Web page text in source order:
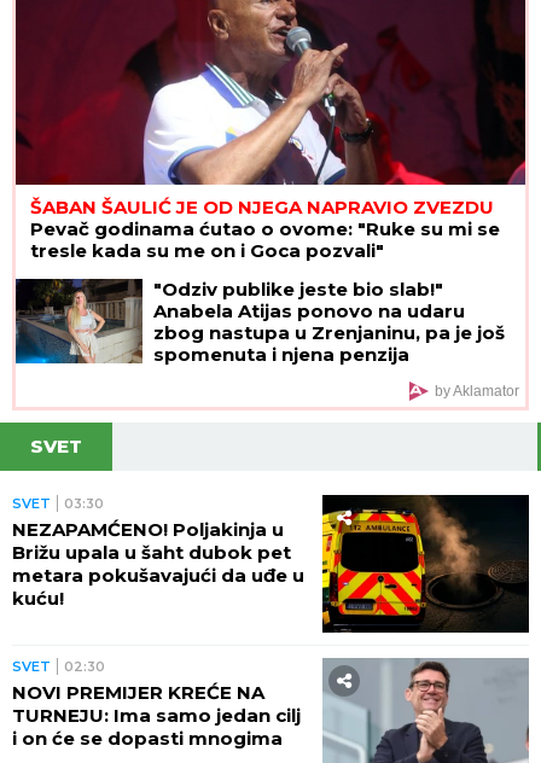
ŠABAN ŠAULIĆ JE OD NJEGA NAPRAVIO ZVEZDU
Pevač godinama ćutao o ovome: "Ruke su mi se
tresle kada su me on i Goca pozvali"
"Odziv publike jeste bio slab!"
Anabela Atijas ponovo na udaru
zbog nastupa u Zrenjaninu, pa je još
spomenuta i njena penzija
by Aklamator
SVET
SVET 03:30
NEZAPAMĆENO! Poljakinja u
Brižu upala u šaht dubok pet
metara pokušavajući da uđe u
kuću!
SVET 02:30
NOVI PREMIJER KREĆE NA
TURNEJU: Ima samo jedan cilj
i on će se dopasti mnogima